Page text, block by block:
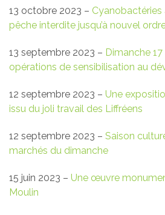
13 octobre 2023 – Cyanobactéries
pêche interdite jusqu’à nouvel
13 septembre 2023 – Dimanche
opérations de sensibilisation au
12 septembre 2023 – Une
issu du joli travail des Liffréens
12 septembre 2023 – Saison
marchés du dimanche
15 juin 2023 – Une œuvre
Moulin